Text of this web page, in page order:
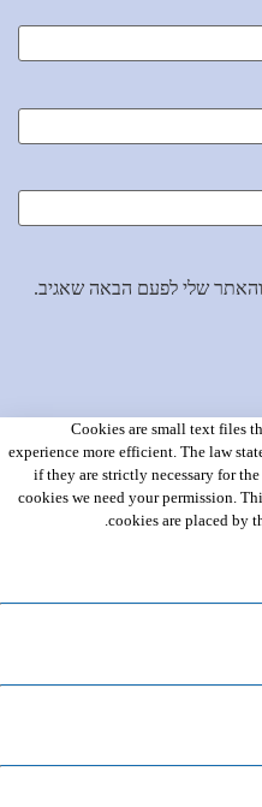
שלי לפעם הבאה שאגיב.
Cookies are small text files
experience more efficient. The law
if they are strictly necessary for
cookies we need your permission.
cookies are placed by